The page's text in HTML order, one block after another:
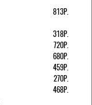
813Р.
318Р.
720Р.
680Р.
459Р.
270Р.
468Р.